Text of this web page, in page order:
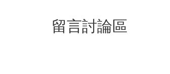
留言討論區